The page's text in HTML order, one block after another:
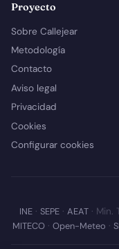
Proyecto
Sobre Callejear
Metodología
Contacto
Aviso legal
Privacidad
Cookies
Configurar cookies
INE· SEPE· AEAT· Min.
MITECO· Open-Meteo ·